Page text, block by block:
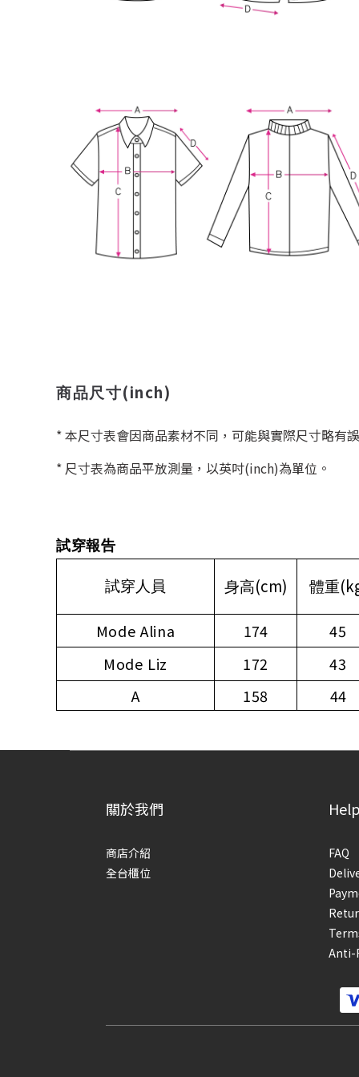
商品尺寸(inch)
* 本尺寸表會因商品素材不同，可能與實際尺寸略有
* 尺寸表為商品平放測量，以英吋(inch)為單位。
試穿報告
試穿人員 身高(cm) 體重
Mode Alina 174
45
Mode Liz
172
43
A
158 44
關於我們
商店介紹
全台櫃位
FAQ
Anti-